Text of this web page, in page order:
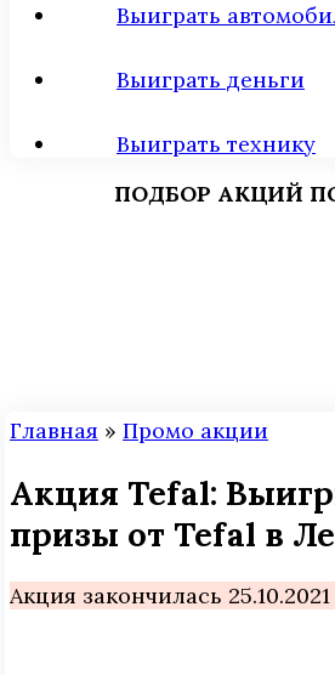
Выиграть
Выиграть деньги
Выиграть технику
ПОДБОР АКЦИЙ
Главная » Промо акции
Акция Tefal:
призы от Tefal в
Акция закончилась 25.10.2021